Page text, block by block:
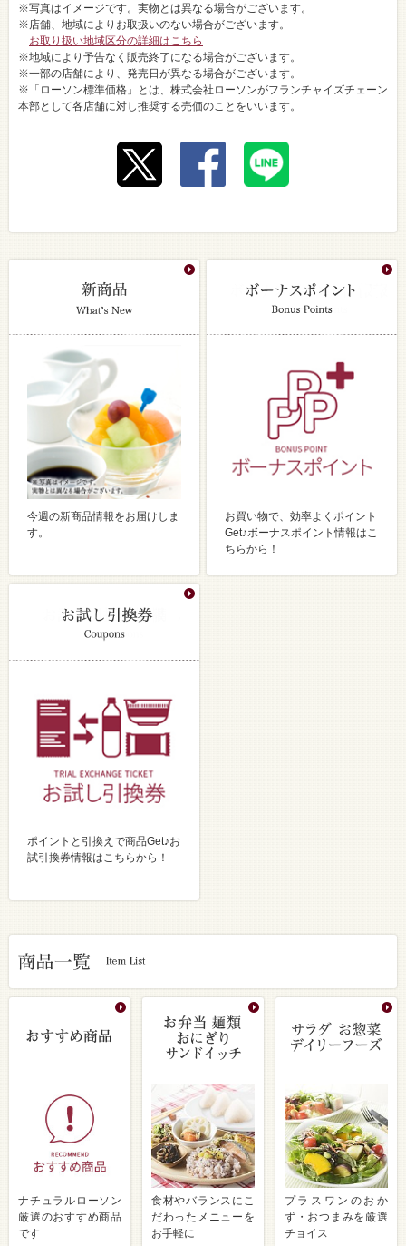
※写真はイメージです。実物とは異なる場合がございます。
※店舗、地域によりお取扱いのない場合がございます。
お取り扱い地域区分の詳細はこちら
※地域により予告なく販売終了になる場合がございます。
※一部の店舗により、発売日が異なる場合がございます。
※「ローソン標準価格」とは、株式会社ローソンがフランチャイズチェーン
本部として各店舗に対し推奨する売価のことをいいます。
今週の新商品情報をお届けしま
す。
お買い物で、効率よくポイント
Get♪ボーナスポイント情報はこ
ちらから！
ポイントと引換えで商品Get♪お
試引換券情報はこちらから！
ナチュラルローソン
厳選のおすすめ商品
です
食材やバランスにこ
だわったメニューを
お手軽に
プラスワンのおか
ず・おつまみを厳選
チョイス